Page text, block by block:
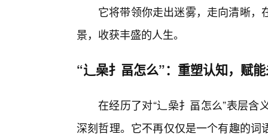
它将带领你走出迷雾，走向清晰
景，收获丰盛的人生。
“辶喿扌畐怎么”：重塑认知，赋
在经历了对“辶喿扌畐怎么”表层
深刻哲理。它不再仅仅是一个有趣的